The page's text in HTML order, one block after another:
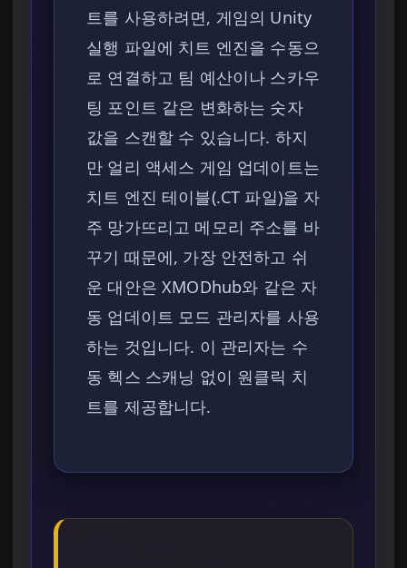
트를 사용하려면, 게임의 Unity
실행 파일에 치트 엔진을 수동으
로 연결하고 팀 예산이나 스카우
팅 포인트 같은 변화하는 숫자
값을 스캔할 수 있습니다. 하지
만 얼리 액세스 게임 업데이트는
치트 엔진 테이블(.CT 파일)을 자
주 망가뜨리고 메모리 주소를 바
꾸기 때문에, 가장 안전하고 쉬
운 대안은 XMODhub와 같은 자
동 업데이트 모드 관리자를 사용
하는 것입니다. 이 관리자는 수
동 헥스 스캐닝 없이 원클릭 치
트를 제공합니다.